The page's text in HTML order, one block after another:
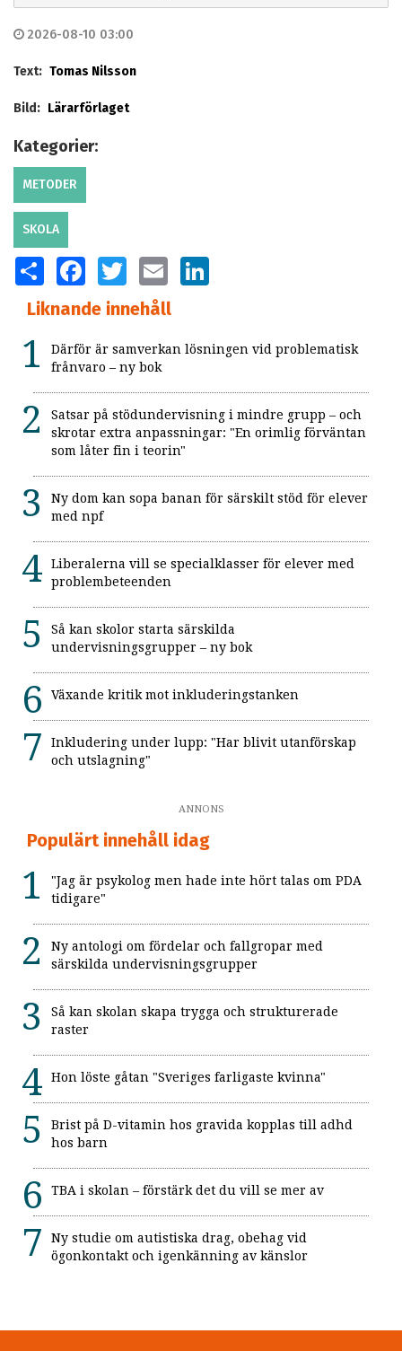
2026-08-10 03:00
Text: Tomas Nilsson
Bild: Lärarförlaget
Kategorier:
METODER
SKOLA
SHARE FACEBOOKTWITTER EMAIL
Liknande innehåll
Därför är samverkan lösningen vid problematisk
frånvaro – ny bok
Satsar på stödundervisning i mindre grupp – och
skrotar extra anpassningar: "En orimlig förväntan
som låter fin i teorin"
Ny dom kan sopa banan för särskilt stöd för elever
med npf
Liberalerna vill se specialklasser för elever med
problembeteenden
Så kan skolor starta särskilda
undervisningsgrupper – ny bok
Växande kritik mot inkluderingstanken
Inkludering under lupp: "Har blivit utanförskap
och utslagning"
ANNONS
Populärt innehåll idag
"Jag är psykolog men hade inte hört talas om PDA
tidigare"
Ny antologi om fördelar och fallgropar med
särskilda undervisningsgrupper
Så kan skolan skapa trygga och strukturerade
raster
Hon löste gåtan "Sveriges farligaste kvinna"
Brist på D-vitamin hos gravida kopplas till adhd
hos barn
TBA i skolan – förstärk det du vill se mer av
Ny studie om autistiska drag, obehag vid
ögonkontakt och igenkänning av känslor